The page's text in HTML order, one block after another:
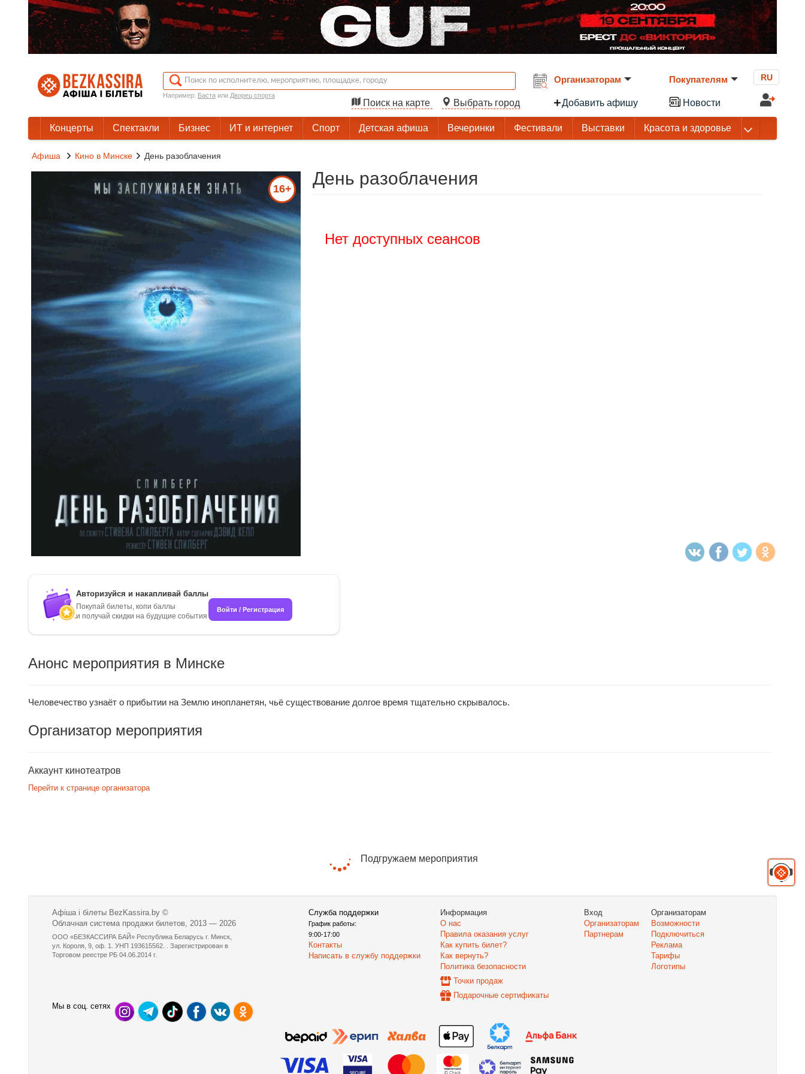
Например: Бастаили Дворец спорта
Поиск на карте Выбрать город
Организаторам
Добавить афишу
Покупателям
Новости
RU
Концерты Спектакли Бизнес ИТ и интернет Спорт Детская афиша Вечеринки Фестивали Выставки Красота и здоровье
Афиша Кино в Минске День разоблачения
16+
День разоблачения
Нет доступных сеансов
Авторизуйся и накапливай баллы
Покупай билеты, копи баллы
и получай скидки на будущие события
Войти / Регистрация
Анонс мероприятия в Минске
Человечество узнаёт о прибытии на Землю инопланетян, чьё существование долгое время тщательно скрывалось.
Организатор мероприятия
Аккаунт кинотеатров
Перейти к странице организатора
Подгружаем мероприятия
Афіша і білеты BezKassira.by ©
Облачная система продажи билетов, 2013 — 2026
ООО «БЕЗКАССИРА БАЙ» Республика Беларусь г. Минск,
ул. Короля, 9, оф. 1. УНП 193615562. . Зарегистрирован в
Торговом реестре РБ 04.06.2014 г.
Служба поддержки
График работы:
9:00-17:00
Контакты
Написать в службу поддержки
Информация
О нас
Правила оказания услуг
Как купить билет?
Как вернуть?
Политика безопасности
Точки продаж
Подарочные сертификаты
Вход
Организаторам
Партнерам
Организаторам
Возможности
Подключиться
Реклама
Тарифы
Логотипы
Мы в соц. сетях